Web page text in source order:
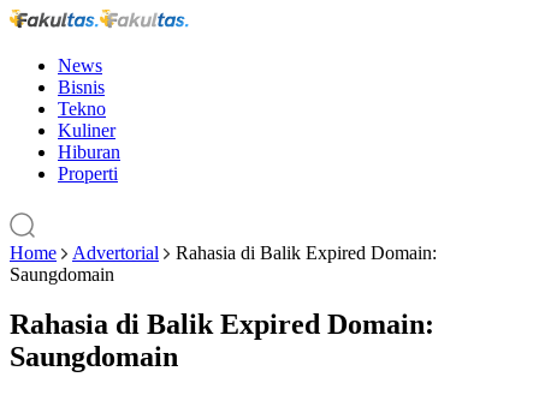
News
Bisnis
Tekno
Kuliner
Hiburan
Properti
Home Advertorial
Rahasia di Balik Expired Domain:
Saungdomain
Rahasia di Balik Expired Domain:
Saungdomain